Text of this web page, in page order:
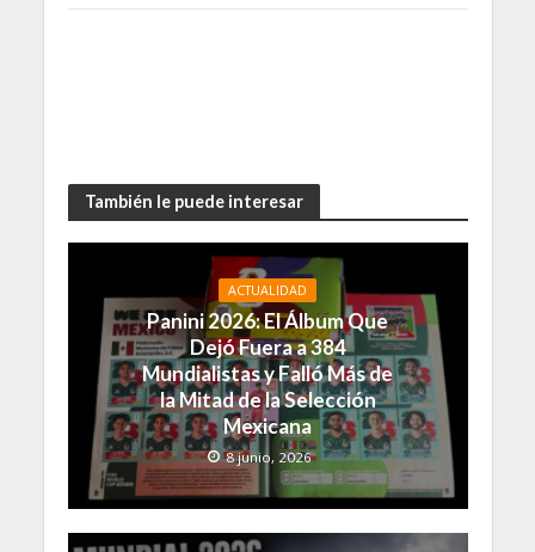
También le puede interesar
ACTUALIDAD
Panini 2026: El Álbum Que
Dejó Fuera a 384
Mundialistas y Falló Más de
la Mitad de la Selección
Mexicana
8 junio, 2026